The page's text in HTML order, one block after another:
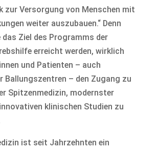
zur Versorgung von Menschen mit
weiter auszubauen.“ Denn
das Ziel des Programms der
erreicht werden, wirklich
und Patienten – auch
Ballungszentren – den Zugang zu
Spitzenmedizin, modernster
klinischen Studien zu
ist seit Jahrzehnten ein